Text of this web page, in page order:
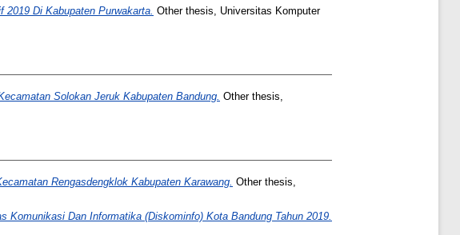
Di Kabupaten Purwakarta. Other thesis, Universitas Komputer
Solokan Jeruk Kabupaten Bandung. Other thesis,
Rengasdengklok Kabupaten Karawang. Other thesis,
Dan Informatika (Diskominfo) Kota Bandung Tahun 2019.